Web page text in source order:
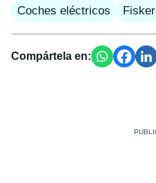
Coches eléctricos Fisker
Compártela en: